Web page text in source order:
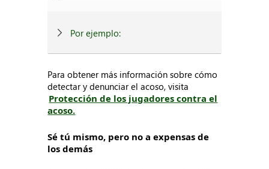
Por ejemplo:
Para obtener más información sobre cómo
detectar y denunciar el acoso, visita
Protección de los jugadores contra el
acoso.
Sé tú mismo, pero no a expensas de
los demás